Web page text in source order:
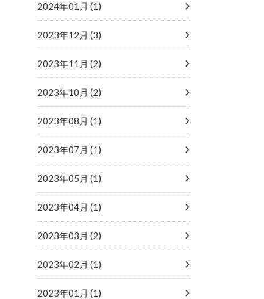
2024年01月 (1)
2023年12月 (3)
2023年11月 (2)
2023年10月 (2)
2023年08月 (1)
2023年07月 (1)
2023年05月 (1)
2023年04月 (1)
2023年03月 (2)
2023年02月 (1)
2023年01月 (1)